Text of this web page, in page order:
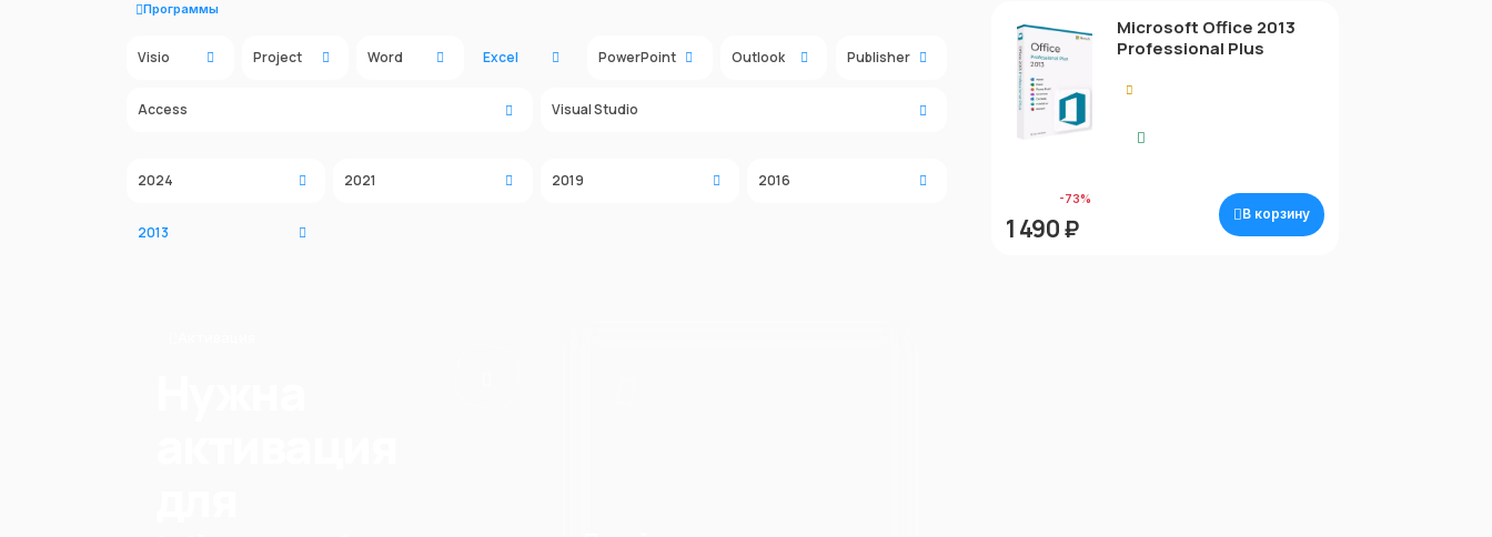
Программы
Visio Project Word Excel PowerPoint Outlook Publisher
Access Visual Studio
2024 2021 2019 2016
2013
Microsoft Office 2013
Professional Plus
-73%
1 490 ₽ В корзину